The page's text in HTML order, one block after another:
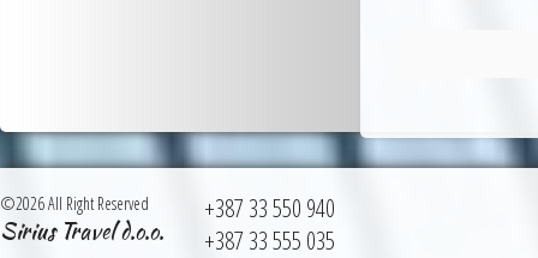
©2026 All Right Reserved
Sirius Travel d.o.o.
+387 33 550 940
+387 33 555 035